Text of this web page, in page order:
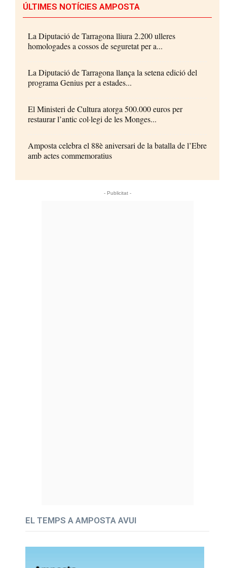
ÚLTIMES NOTÍCIES AMPOSTA
La Diputació de Tarragona lliura 2.200 ulleres
homologades a cossos de seguretat per a...
La Diputació de Tarragona llança la setena edició del
programa Genius per a estades...
El Ministeri de Cultura atorga 500.000 euros per
restaurar l’antic col·legi de les Monges...
Amposta celebra el 88è aniversari de la batalla de l’Ebre
amb actes commemoratius
- Publicitat -
EL TEMPS A AMPOSTA AVUI